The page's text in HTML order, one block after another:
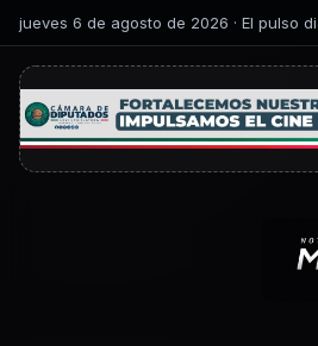
jueves 6 de agosto de 2026 · El pulso